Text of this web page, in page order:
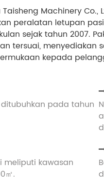
Taisheng Machinery
peralatan letupan
sejak tahun 2007.
tersuai, menyediakan
kepada
pada tahun
meliputi kawasan
㎡.